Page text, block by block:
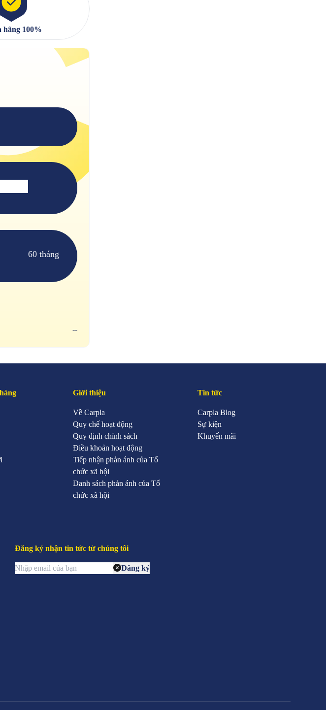
hãng 100%
60 tháng
--
Giới thiệu
Về Carpla
Quy chế hoạt động
Quy định chính sách
Điều khoản hoạt động
Tiếp nhận phản ánh của Tổ
chức xã hội
Danh sách phản ánh của Tổ
chức xã hội
Tin tức
Carpla Blog
Sự kiện
Khuyến mãi
Đăng ký nhận tin tức từ chúng tôi
Đăng ký